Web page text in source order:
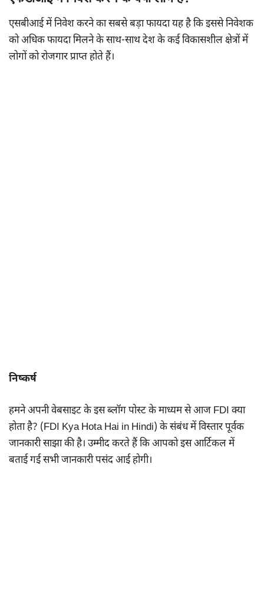
एसबीआई में निवेश करने का सबसे बड़ा फायदा यह है कि इससे निवेशक
को अधिक फायदा मिलने के साथ-साथ देश के कई विकासशील क्षेत्रों में
लोगों को रोजगार प्राप्त होते हैं।
निष्कर्ष
हमने अपनी वेबसाइट के इस ब्लॉग पोस्ट के माध्यम से आज FDI क्या
होता है? (FDI Kya Hota Hai in Hindi) के संबंध में विस्तार पूर्वक
जानकारी साझा की है। उम्मीद करते हैं कि आपको इस आर्टिकल में
बताई गई सभी जानकारी पसंद आई होगी।